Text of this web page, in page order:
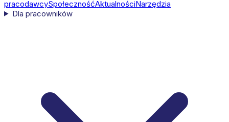
pracodawcySpołecznośćAktualnościNarzędzia
Dla pracowników